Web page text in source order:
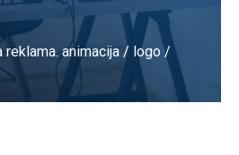
reklama. animacija / logo /